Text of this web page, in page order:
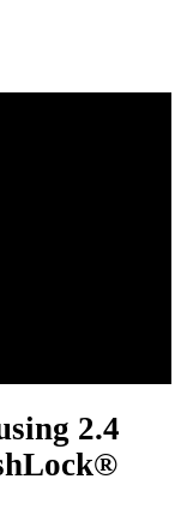
2.4